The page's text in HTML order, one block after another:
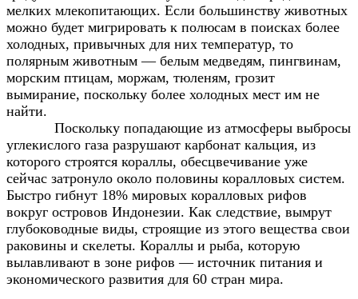
мелких млекопитающих. Если большинству животных
можно будет мигрировать к полюсам в поисках более
холодных, привычных для них температур, то
полярным животным — белым медведям, пингвинам,
морским птицам, моржам, тюленям, грозит
вымирание, поскольку более холодных мест им не
найти.
Поскольку попадающие из атмосферы выбросы
углекислого газа разрушают карбонат кальция, из
которого строятся кораллы, обесцвечивание уже
сейчас затронуло около половины коралловых систем.
Быстро гибнут 18% мировых коралловых рифов
вокруг островов Индонезии. Как следствие, вымрут
глубоководные виды, строящие из этого вещества свои
раковины и скелеты. Кораллы и рыба, которую
вылавливают в зоне рифов — источник питания и
экономического развития для 60 стран мира.